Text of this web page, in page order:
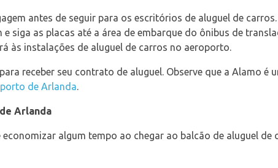
antes de seguir para os escritórios de aluguel de
siga as placas até a área de embarque do ônibus de
às instalações de aluguel de carros no aeroporto.
receber seu contrato de aluguel. Observe que a Alamo é
de Arlanda.
Arlanda
algum tempo ao chegar ao balcão de aluguel de